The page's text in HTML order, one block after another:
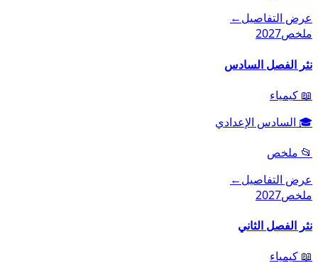
عرض التفاصيل←
ملخص2027
نثر الفصل السادس
📖 كيمياء
🎓 السادس الإعدادي
📂 ملخص
عرض التفاصيل←
ملخص2027
نثر الفصل الثاني
📖 كيمياء